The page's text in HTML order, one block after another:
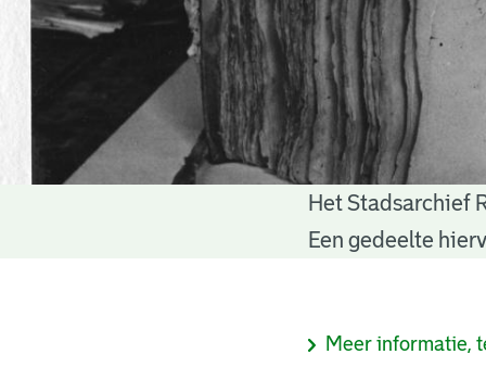
Het Stadsarchief
Een gedeelte
Meer informatie,